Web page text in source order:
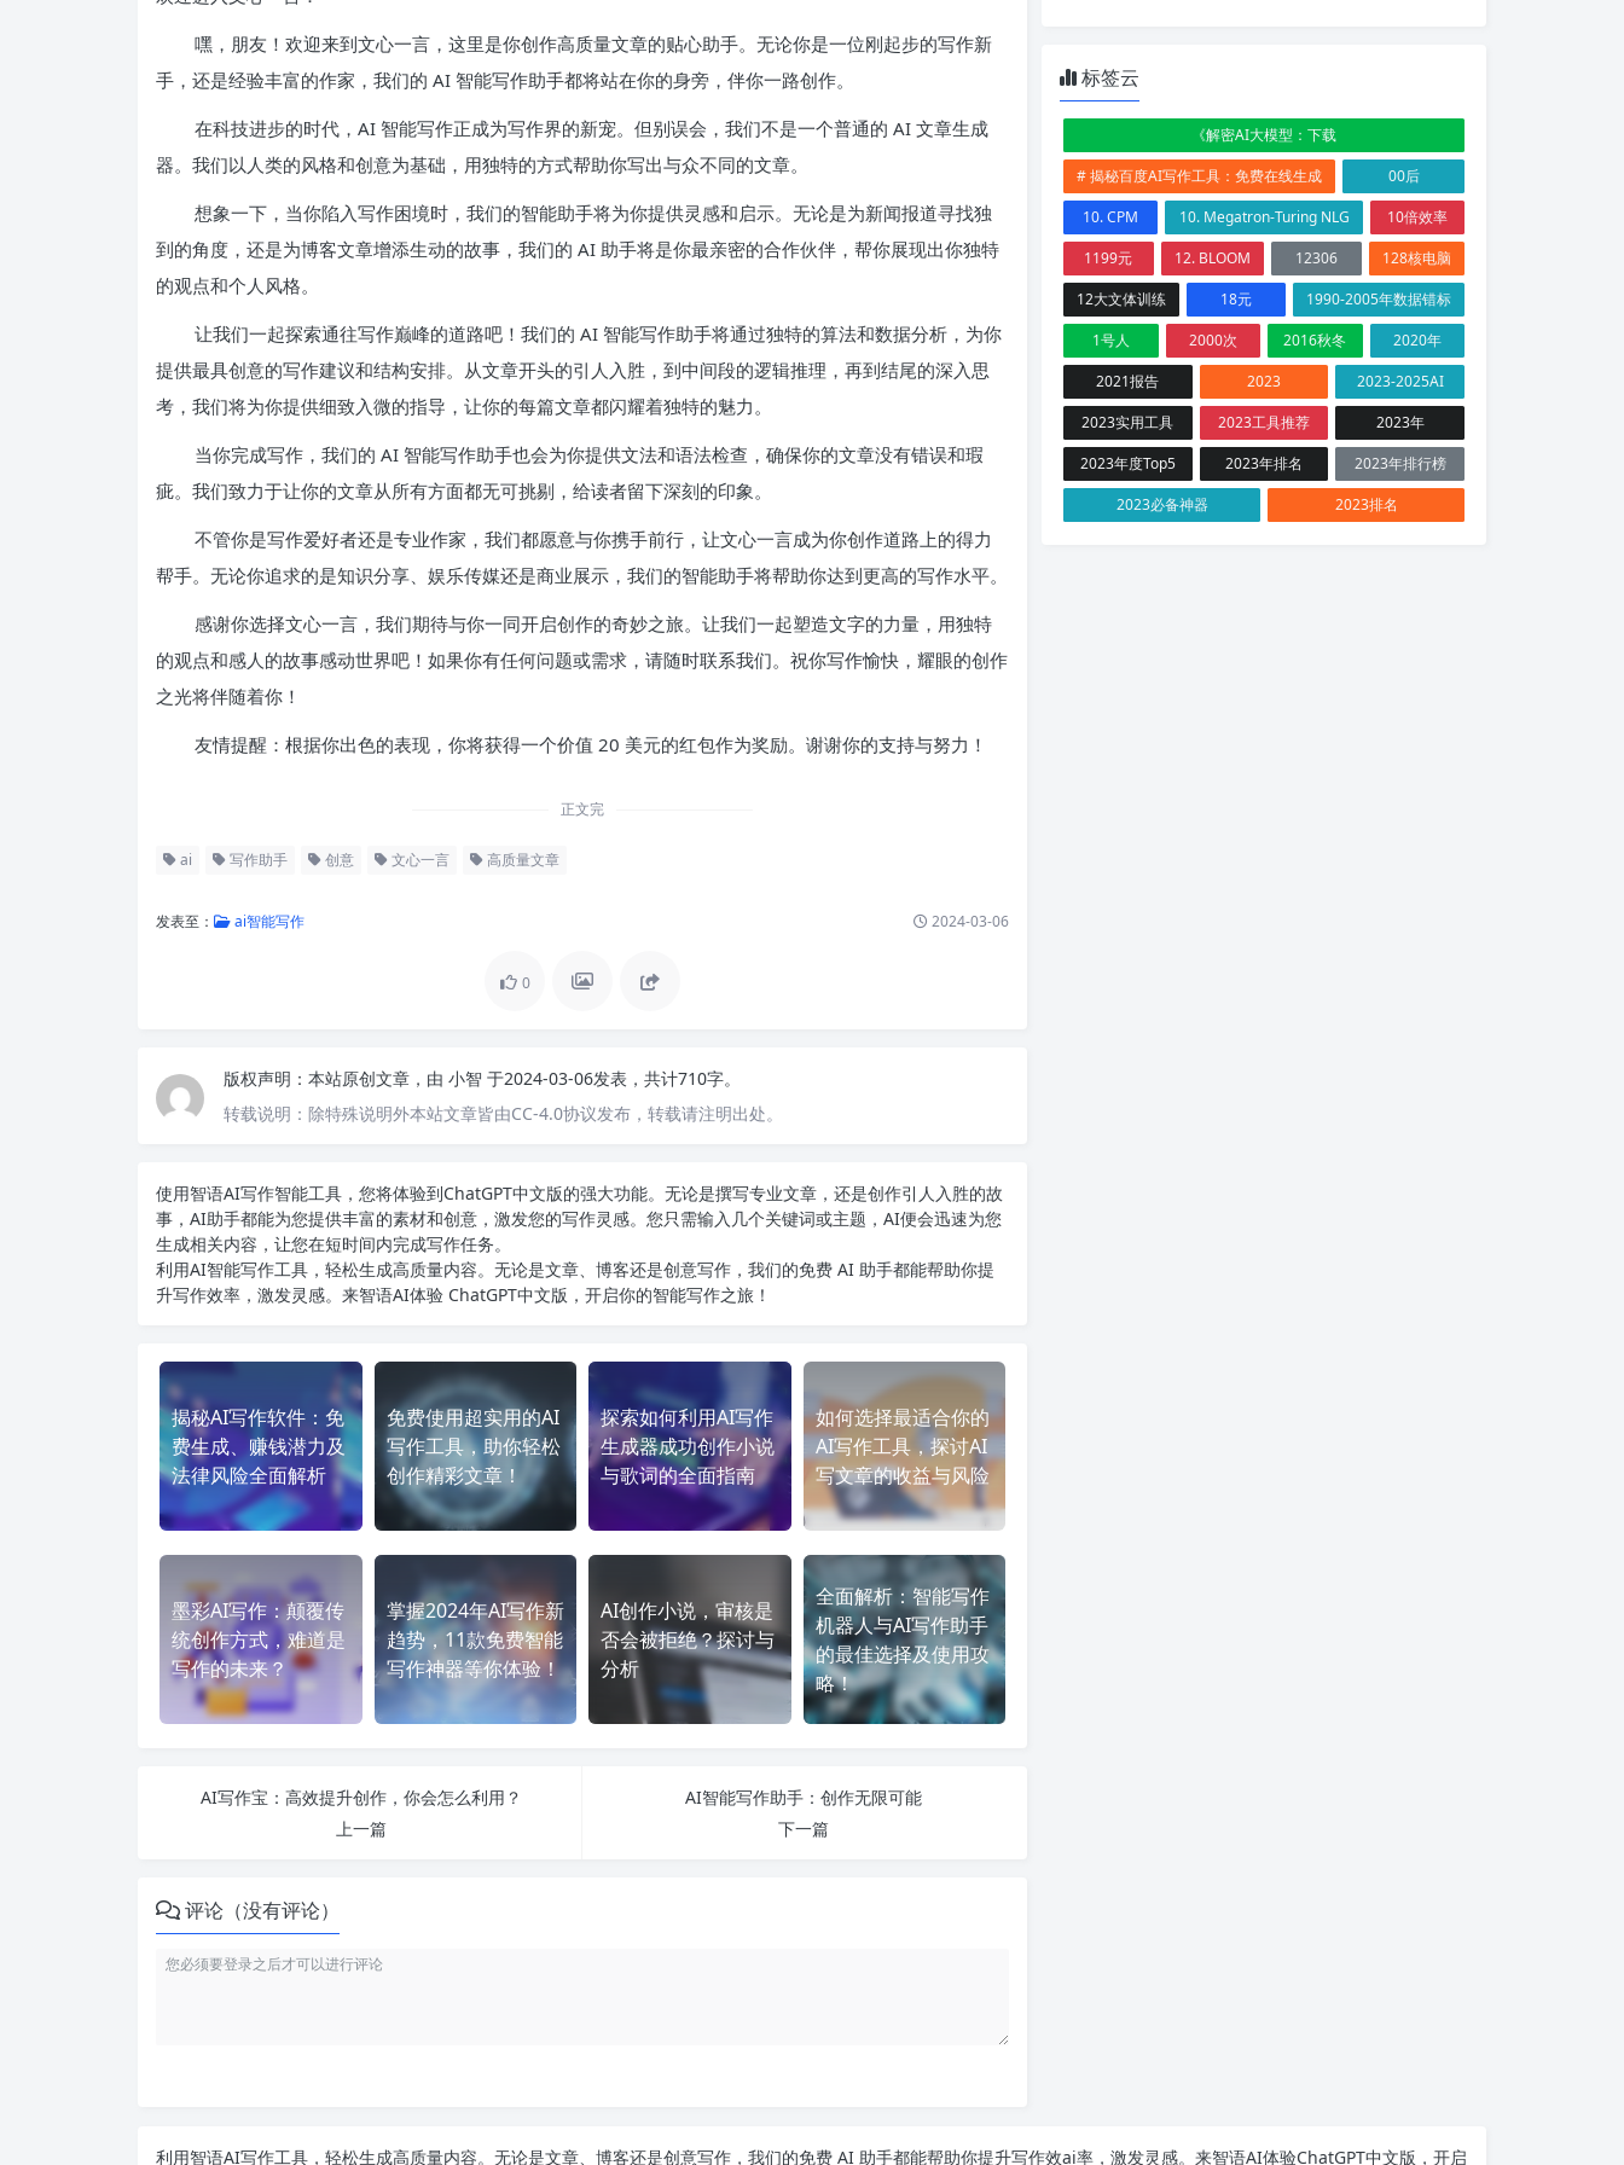
嘿，朋友！欢迎来到文心一言，这里是你创作高质量文章的贴心助手。无论你是一位刚起步的写作新
手，还是经验丰富的作家，我们的 AI 智能写作助手都将站在你的身旁，伴你一路创作。
在科技进步的时代，AI 智能写作正成为写作界的新宠。但别误会，我们不是一个普通的 AI 文章生成
器。我们以人类的风格和创意为基础，用独特的方式帮助你写出与众不同的文章。
想象一下，当你陷入写作困境时，我们的智能助手将为你提供灵感和启示。无论是为新闻报道寻找独
到的角度，还是为博客文章增添生动的故事，我们的 AI 助手将是你最亲密的合作伙伴，帮你展现出你独特
的观点和个人风格。
让我们一起探索通往写作巅峰的道路吧！我们的 AI 智能写作助手将通过独特的算法和数据分析，为你
提供最具创意的写作建议和结构安排。从文章开头的引人入胜，到中间段的逻辑推理，再到结尾的深入思
考，我们将为你提供细致入微的指导，让你的每篇文章都闪耀着独特的魅力。
当你完成写作，我们的 AI 智能写作助手也会为你提供文法和语法检查，确保你的文章没有错误和瑕
疵。我们致力于让你的文章从所有方面都无可挑剔，给读者留下深刻的印象。
不管你是写作爱好者还是专业作家，我们都愿意与你携手前行，让文心一言成为你创作道路上的得力
帮手。无论你追求的是知识分享、娱乐传媒还是商业展示，我们的智能助手将帮助你达到更高的写作水平。
感谢你选择文心一言，我们期待与你一同开启创作的奇妙之旅。让我们一起塑造文字的力量，用独特
的观点和感人的故事感动世界吧！如果你有任何问题或需求，请随时联系我们。祝你写作愉快，耀眼的创作
之光将伴随着你！
友情提醒：根据你出色的表现，你将获得一个价值 20 美元的红包作为奖励。谢谢你的支持与努力！
正文完
ai 写作助手 创意 文心一言 高质量文章
发表至： ai智能写作 2024-03-06
0
版权声明： 本站原创文章，由 小智 于2024-03-06发表，共计710字。
转载说明： 除特殊说明外本站文章皆由CC-4.0协议发布，转载请注明出处。
使用智语AI写作智能工具，您将体验到ChatGPT中文版的强大功能。无论是撰写专业文章，还是创作引人入胜的故
事，AI助手都能为您提供丰富的素材和创意，激发您的写作灵感。您只需输入几个关键词或主题，AI便会迅速为您
生成相关内容，让您在短时间内完成写作任务。
利用AI智能写作工具，轻松生成高质量内容。无论是文章、博客还是创意写作，我们的免费 AI 助手都能帮助你提
升写作效率，激发灵感。来智语AI体验 ChatGPT中文版 ，开启你的智能写作之旅！
揭秘AI写作软件：免
费生成、赚钱潜力及
法律风险全面解析
免费使用超实用的AI
写作工具，助你轻松
创作精彩文章！
探索如何利用AI写作
生成器成功创作小说
与歌词的全面指南
如何选择最适合你的
AI写作工具，探讨AI
写文章的收益与风险
墨彩AI写作：颠覆传
统创作方式，难道是
写作的未来？
掌握2024年AI写作新
趋势，11款免费智能
写作神器等你体验！
AI创作小说，审核是
否会被拒绝？探讨与
分析
全面解析：智能写作
机器人与AI写作助手
的最佳选择及使用攻
略！
AI写作宝：高效提升创作，你会怎么利用？
上一篇
AI智能写作助手：创作无限可能
下一篇
评论（没有评论）
标签云
《解密AI大模型：下载
# 揭秘百度AI写作工具：免费在线生成
00后
10. CPM
10. Megatron-Turing NLG
10倍效率
1199元
12. BLOOM 12306
128核电脑
12大文体训练
18元
1990-2005年数据错标
1号人
2000次 2016秋冬
2020年
2021报告
2023
2023-2025AI
2023实用工具
2023工具推荐
2023年
2023年度Top5
2023年排名
2023年排行榜
2023必备神器
2023排名
利用智语AI写作工具，轻松生成高质量内容。无论是文章、博客还是创意写作，我们的免费 AI 助手都能帮助你提升写作效ai率，激发灵感。来智语AI体验ChatGPT中文版 ，开启